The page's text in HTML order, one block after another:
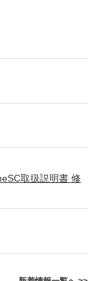
取扱説明書 修